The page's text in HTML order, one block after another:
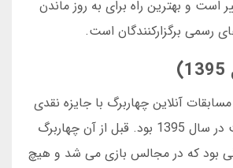
است و بهترین راه برای به روز ماندن
رسمی برگزارکنندگان است.
آنلاین چهاربرگ با جایزه نقدی
در ایران شکل گرفت در سال 1395 بود. قبل از آن چهاربرگ
بود که در مجالس بازی می شد و هیچ